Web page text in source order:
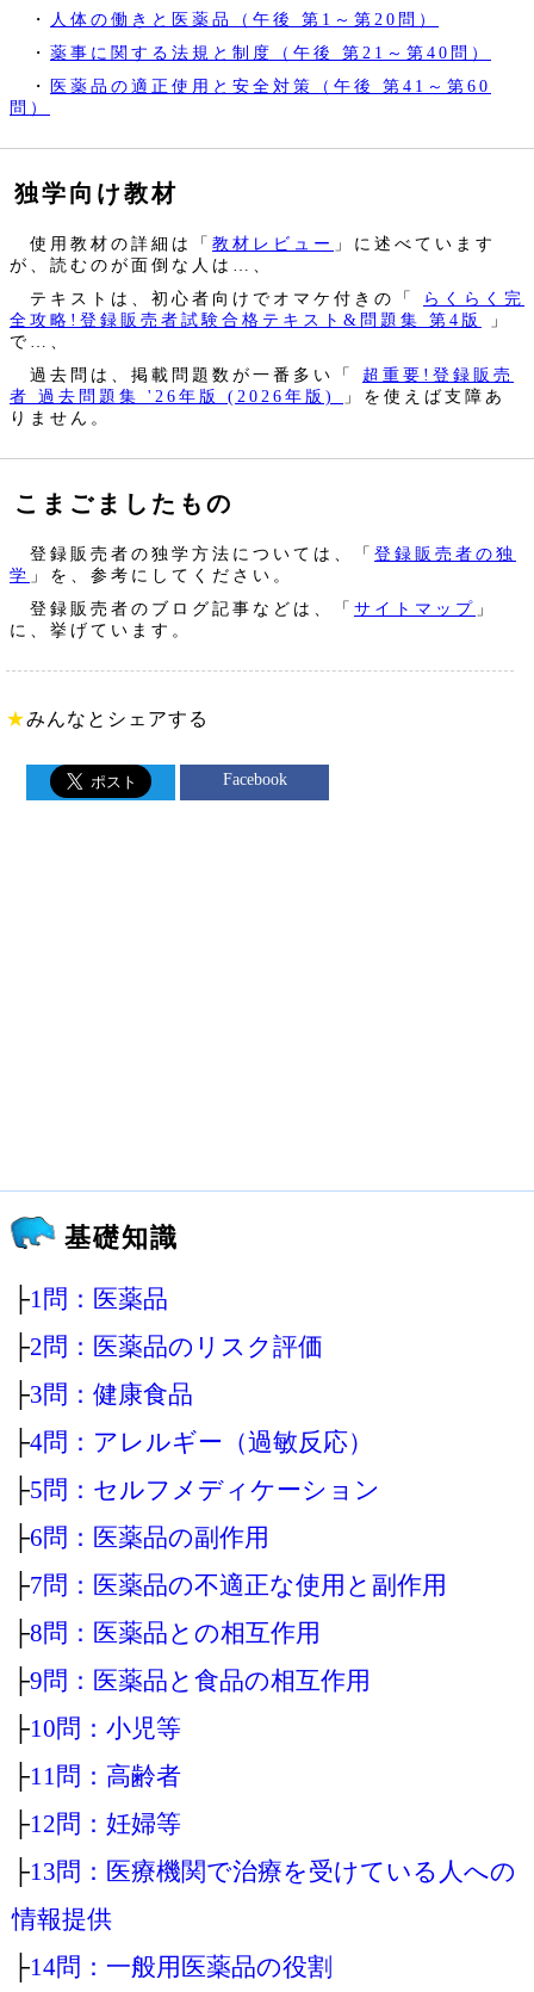
・
人体の働きと医薬品（午後 第1～第20問）
・ 薬事に関する法規と制度（午後 第21～第40問）
・ 医薬品の適正使用と安全対策（午後 第41～第60
問）
独学向け教材
使用教材の詳細は「 教材レビュー 」に述べています
が、読むのが面倒な人は…、
テキストは、初心者向けでオマケ付きの「
らくらく完
全攻略!登録販売者試験合格テキスト&問題集 第4版
」
で…、
過去問は、掲載問題数が一番多い「
超重要!登録販売
者 過去問題集 '26年版 (2026年版)
」を使えば支障あ
りません。
こまごましたもの
登録販売者の独学方法については、「 登録販売者の独
学 」を、参考にしてください。
登録販売者のブログ記事などは、「 サイトマップ 」
に、挙げています。
★みんなとシェアする
Facebook
基礎知識
├1問：医薬品
├2問：医薬品のリスク評価
├3問：健康食品
├4問：アレルギー（過敏反応）
├5問：セルフメディケーション
├6問：医薬品の副作用
├7問：医薬品の不適正な使用と副作用
├8問：医薬品との相互作用
├9問：医薬品と食品の相互作用
├10問：小児等
├11問：高齢者
├12問：妊婦等
├13問：医療機関で治療を受けている人への
情報提供
├14問：一般用医薬品の役割